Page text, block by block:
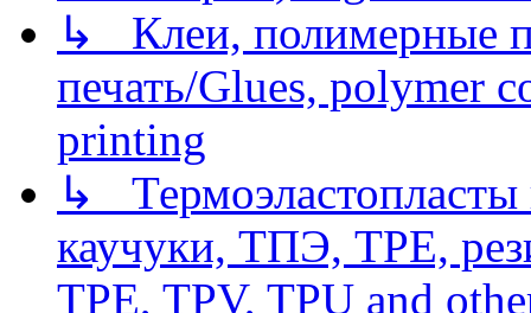
↳ Клеи, полимерные
печать/Glues, polymer
printing
↳
каучуки, ТПЭ, TPE,
TPE, TPV, TPU and